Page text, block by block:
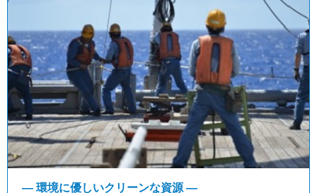
― 環境に優しいクリーンな資源 ―